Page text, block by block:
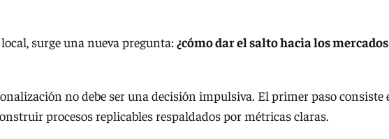
surge una nueva pregunta:¿cómo dar el salto hacia los mercados
no debe ser una decisión impulsiva. El primer paso consiste
procesos replicables respaldados por métricas claras.